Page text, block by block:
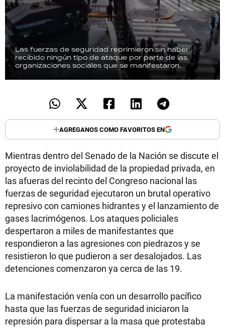
Las fuerzas de seguridad reprimieron sin haber
recibido ningún tipo de ataque por parte de las
organizaciones sociales que se manifestaron.
AGREGANOS COMO FAVORITOS EN
Mientras dentro del Senado de la Nación se discute el
proyecto de inviolabilidad de la propiedad privada, en
las afueras del recinto del Congreso nacional las
fuerzas de seguridad ejecutaron un brutal operativo
represivo con camiones hidrantes y el lanzamiento de
gases lacrimógenos. Los ataques policiales
despertaron a miles de manifestantes que
respondieron a las agresiones con piedrazos y se
resistieron lo que pudieron a ser desalojados. Las
detenciones comenzaron ya cerca de las 19.
La manifestación venía con un desarrollo pacífico
hasta que las fuerzas de seguridad iniciaron la
represión para dispersar a la masa que protestaba